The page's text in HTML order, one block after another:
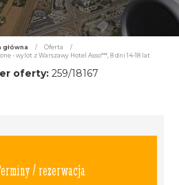
główna / Oferta
/
- wylot z Warszawy Hotel Asso***, 8 dni 14-18 lat
oferty:259/18167
/ rezerwacja